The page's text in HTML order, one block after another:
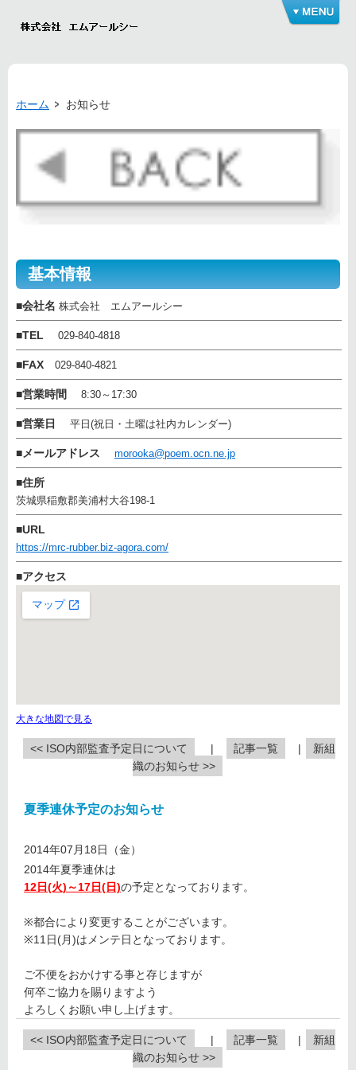
ホーム お知らせ
基本情報
■会社名 株式会社 エムアールシー
■TEL 029-840-4818
■FAX 029-840-4821
■営業時間 8:30～17:30
■営業日 平日(祝日・土曜は社内カレンダー)
■メールアドレス morooka@poem.ocn.ne.jp
■住所
茨城県稲敷郡美浦村大谷198-1
■URL
https://mrc-rubber.biz-agora.com/
■アクセス
大きな地図で見る
<< ISO内部監査予定日について | 記事一覧 |
新組
織のお知らせ >>
夏季連休予定のお知らせ
2014年07月18日（金）
2014年夏季連休は
12日(火)～17日(日)の予定となっております。
※都合により変更することがございます。
※11日(月)はメンテ日となっております。
ご不便をおかけする事と存じますが
何卒ご協力を賜りますよう
よろしくお願い申し上げます。
<< ISO内部監査予定日について | 記事一覧 |
新組
織のお知らせ >>